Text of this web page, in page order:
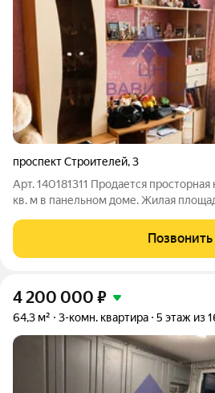
проспект Строителей,3
Арт. 140181311 Продается
кв. м в панельном доме. Жилая
здания, построенного в 1978 году. Из
улицу, что
Позвонить
4 200 000 ₽
64,3 м² 3-комн. квартира 5 этаж из